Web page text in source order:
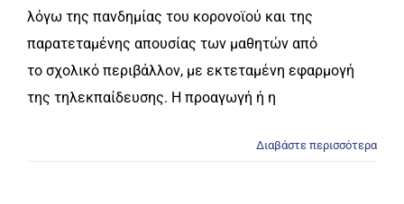
λόγω της πανδημίας του κορονοϊού και της
παρατεταμένης απουσίας των μαθητών από
το σχολικό περιβάλλον, με εκτεταμένη εφαρμογή
της τηλεκπαίδευσης. Η προαγωγή ή η
Διαβάστε περισσότερα